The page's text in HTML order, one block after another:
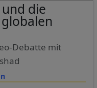
die
Debatte mit